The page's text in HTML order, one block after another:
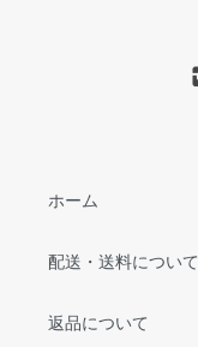
ホーム
配送・送料について
返品について